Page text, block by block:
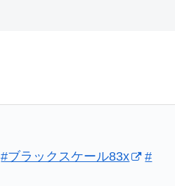
#ブラックスケール83x
#